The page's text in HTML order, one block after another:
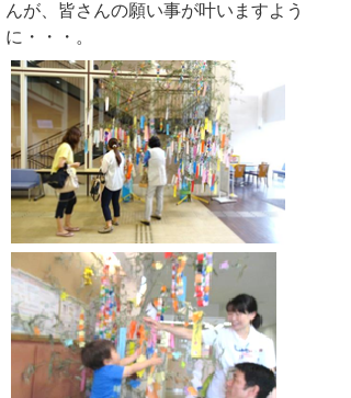
んが、皆さんの願い事が叶いますよう
に・・・。